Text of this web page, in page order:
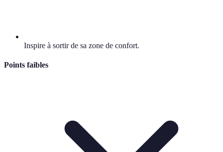
Inspire à sortir de sa zone de confort.
Points faibles